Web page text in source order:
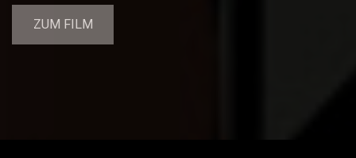
ZUM FILM